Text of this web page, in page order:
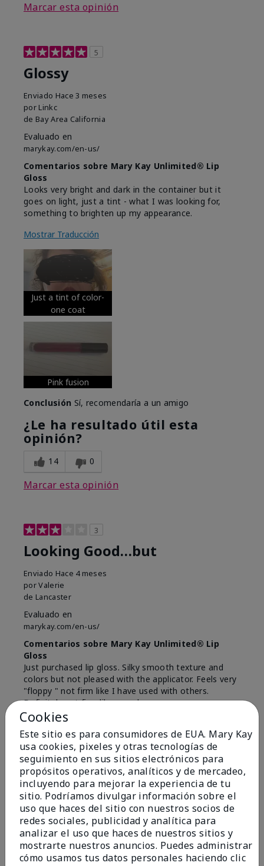
Marcar esta opinión
5
Glossy
Enviado Hace 3 meses
por Linkc
de Bay Area California
Evaluado en
marykay.com/en-us/
Comentarios sobre Mary Kay Unlimited® Lip
Gloss
Looks very bright and dark in the container but it
goes on light, just a tint - what I was looking for,
something to brighten up my appearance.
Mostrar Traducción
Just a tint of color-
one coat
Pink fusion
Conclusión Sí, recomendaría a un amigo
¿Le ha resultado útil esta
opinión?
14 0
Marcar esta opinión
3
Looking Good…but
Enviado Hace 4 meses
porValerie
de Lancaster
Evaluado en
marykay.com/en-us/
Comentarios sobre Mary Kay Unlimited® Lip
Gloss
Just purchased lip gloss. Silky smooth texture and
colors but not pleased with the applicator. Feels very
"floppy " not firm like I have used with others.
Definitely not firm like samples were.
Mostrar Traducción
ConclusiónSí, recomendaría a un amigo
¿Le ha resultado útil esta
opinión?
8 1
Marcar esta opinión
Cookies
Este sitio es para consumidores de EUA. Mary Kay
usa cookies, pixeles y otras tecnologías de
seguimiento en sus sitios electrónicos para
propósitos operativos, analíticos y de mercadeo,
incluyendo para mejorar la experiencia de tu
sitio. Podríamos divulgar información sobre el
uso que haces del sitio con nuestros socios de
redes sociales, publicidad y analítica para
analizar el uso que haces de nuestros sitios y
mostrarte nuestros anuncios. Puedes administrar
cómo usamos tus datos personales haciendo clic